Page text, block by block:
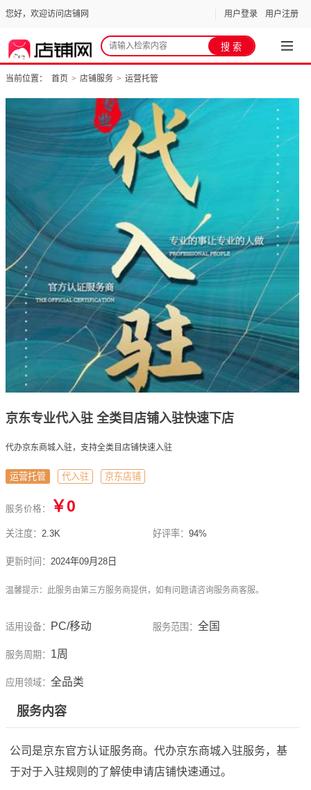
您好，欢迎访问店铺网 用户登录 用户注册
当前位置： 首页 > 店铺服务 > 运营托管
京东专业代入驻 全类目店铺入驻快速下店
代办京东商城入驻，支持全类目店铺快速入驻
运营托管 代入驻 京东店铺
服务价格： ￥0
关注度： 2.3K 好评率： 94%
更新时间： 2024年09月28日
温馨提示：此服务由第三方服务商提供，如有问题请咨询服务商客服。
适用设备： PC/移动 服务范围： 全国
服务周期： 1周
应用领域： 全品类
服务内容
公司是京东官方认证服务商。代办京东商城入驻服务，基
于对于入驻规则的了解使申请店铺快速通过。